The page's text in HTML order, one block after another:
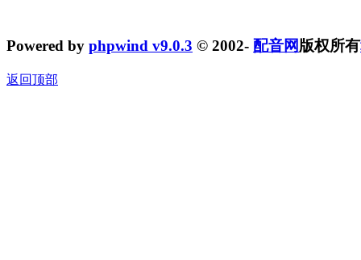
Powered by phpwind v9.0.3 © 2002- 配音网版权所有
返回顶部